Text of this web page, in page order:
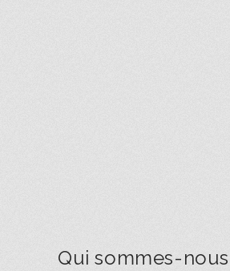
Qui sommes-